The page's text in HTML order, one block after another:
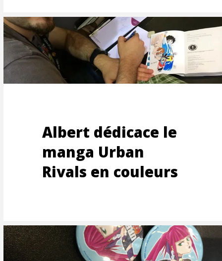
Albert dédicace le
manga Urban
Rivals en couleurs